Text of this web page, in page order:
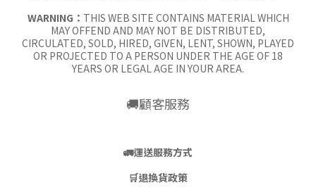
WARNING： THIS WEB SITE CONTAINS MATERIAL WHICH
MAY OFFEND AND MAY NOT BE DISTRIBUTED,
CIRCULATED, SOLD, HIRED, GIVEN, LENT, SHOWN, PLAYED
OR PROJECTED TO A PERSON UNDER THE AGE OF 18
YEARS OR LEGAL AGE IN YOUR AREA.
🚚顧客服務
🚛運送服務方式
🛒退換貨政策